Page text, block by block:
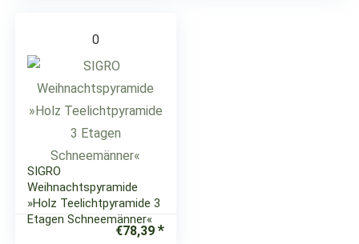
0
SIGRO
Weihnachtspyramide
»Holz Teelichtpyramide 3
Etagen Schneemänner«
€78,39